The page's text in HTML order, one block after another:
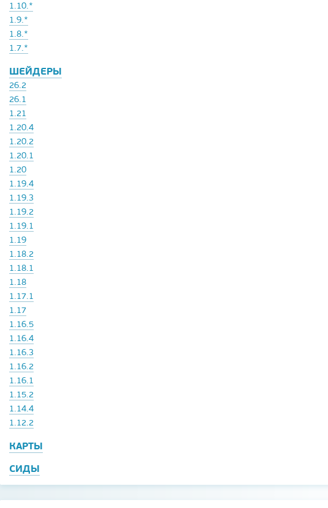
1.10.*
1.9.*
1.8.*
1.7.*
ШЕЙДЕРЫ
26.2
26.1
1.21
1.20.4
1.20.2
1.20.1
1.20
1.19.4
1.19.3
1.19.2
1.19.1
1.19
1.18.2
1.18.1
1.18
1.17.1
1.17
1.16.5
1.16.4
1.16.3
1.16.2
1.16.1
1.15.2
1.14.4
1.12.2
КАРТЫ
СИДЫ